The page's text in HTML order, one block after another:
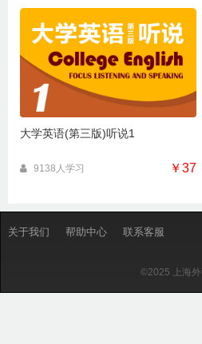
大学英语(第三版)听说1
9138人学习 ￥37
关于我们 帮助中心 联系客服
©2025 上海